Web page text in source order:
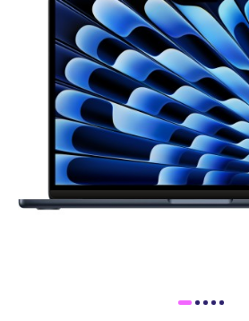
Гарантия
Оплата
Доставка
Самовывоз
Trade-In